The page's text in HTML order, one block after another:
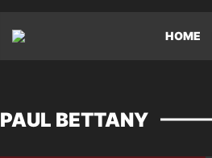
HOME
PAUL BETTANY